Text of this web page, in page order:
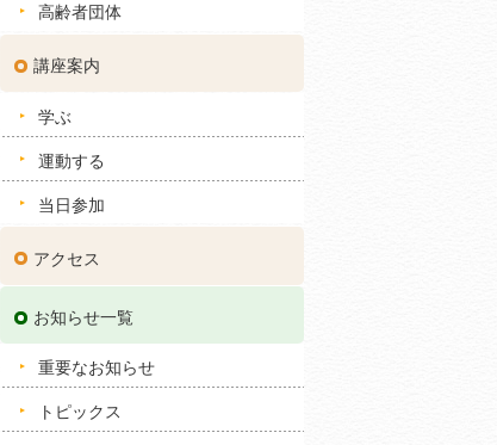
高齢者団体
講座案内
学ぶ
運動する
当日参加
アクセス
お知らせ一覧
重要なお知らせ
トピックス